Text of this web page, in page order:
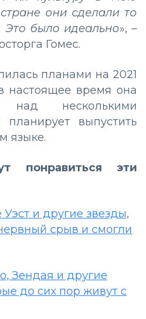
они сделали то
было идеально», –
Гомес.
планами на 2021
настоящее время она
над несколькими
выпустить
языке.
понравиться эти
и другие звезды,
срыв и смогли
Зендая и другие
до сих пор живут с